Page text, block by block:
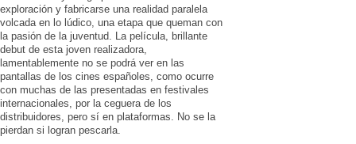
exploración y fabricarse una realidad paralela
volcada en lo lúdico, una etapa que queman con
la pasión de la juventud. La película, brillante
debut de esta joven realizadora,
lamentablemente no se podrá ver en las
pantallas de los cines españoles, como ocurre
con muchas de las presentadas en festivales
internacionales, por la ceguera de los
distribuidores, pero sí en plataformas. No se la
pierdan si logran pescarla.